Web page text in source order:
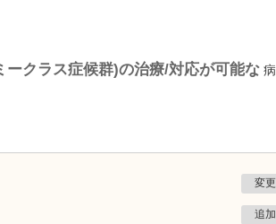
クラス症候群)の治療/対応が可能な 病
変更
追加